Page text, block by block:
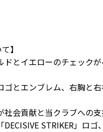
】
ドとイエローのチェック
ゴとエンブレム、右胸と
社会貢献と当クラブへの
STRIKER」ロゴ